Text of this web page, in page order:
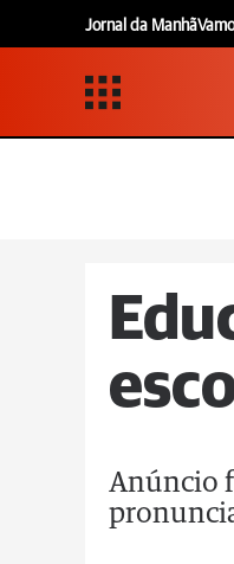
Jornal da Manhã
Anúncio